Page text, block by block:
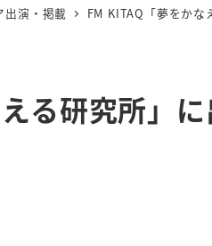
出演・掲載 FM KITAQ「夢をかな
る研究所」に